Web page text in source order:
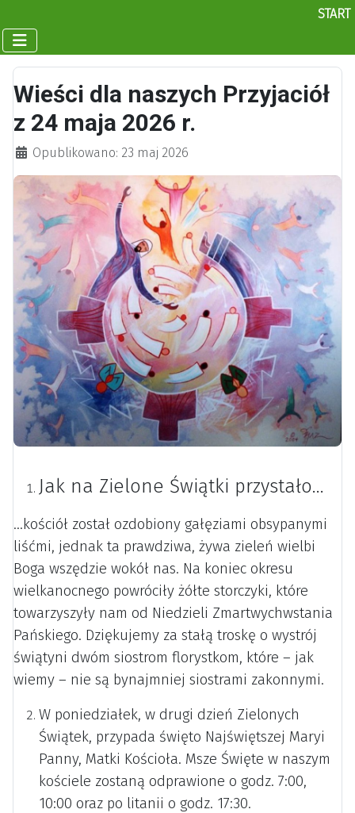
START
Wieści dla naszych Przyjaciół
z 24 maja 2026 r.
Szczegóły
Opublikowano: 23 maj 2026
Jak na Zielone Świątki przystało...
...kościół został ozdobiony gałęziami obsypanymi
liśćmi, jednak ta prawdziwa, żywa zieleń wielbi
Boga wszędzie wokół nas. Na koniec okresu
wielkanocnego powróciły żółte storczyki, które
towarzyszyły nam od Niedzieli Zmartwychwstania
Pańskiego. Dziękujemy za stałą troskę o wystrój
świątyni dwóm siostrom florystkom, które – jak
wiemy – nie są bynajmniej siostrami zakonnymi.
W poniedziałek, w drugi dzień Zielonych
Świątek, przypada święto Najświętszej Maryi
Panny, Matki Kościoła. Msze Święte w naszym
kościele zostaną odprawione o godz. 7:00,
10:00 oraz po litanii o godz. 17:30.